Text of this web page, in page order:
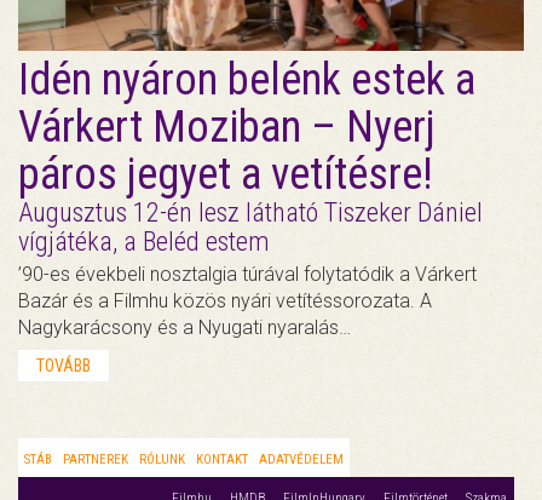
Idén nyáron belénk estek a
Várkert Moziban – Nyerj
páros jegyet a vetítésre!
Augusztus 12-én lesz látható Tiszeker Dániel
vígjátéka, a Beléd estem
’90-es évekbeli nosztalgia túrával folytatódik a Várkert
Bazár és a Filmhu közös nyári vetítéssorozata. A
Nagykarácsony és a Nyugati nyaralás…
TOVÁBB
STÁB PARTNEREK RÓLUNK KONTAKT ADATVÉDELEM